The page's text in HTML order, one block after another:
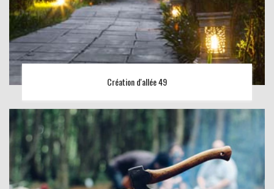
Création d'allée 49